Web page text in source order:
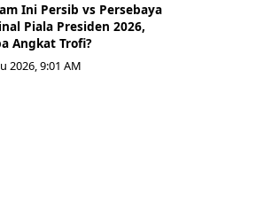
Ini Persib vs Persebaya
Piala Presiden 2026,
Angkat Trofi?
2026, 9:01 AM